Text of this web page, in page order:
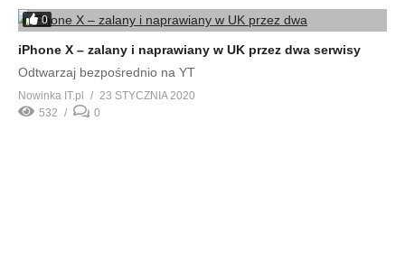
0
iPhone X – zalany i naprawiany w UK przez dwa serwisy
Odtwarzaj bezpośrednio na YT
Nowinka IT.pl
23 STYCZNIA 2020
532
0